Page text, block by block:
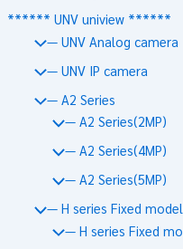
****** UNV uniview ******
— UNV Analog camera
— UNV IP camera
— A2 Series
— A2 Series(2MP)
— A2 Series(4MP)
— A2 Series(5MP)
— H series Fixed
— H series Fixed